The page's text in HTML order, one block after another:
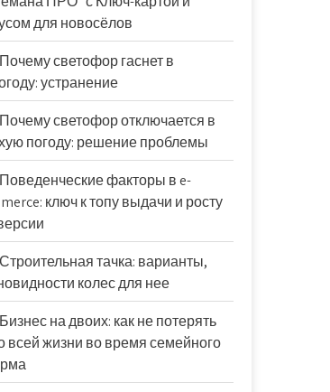
для новосёлов
Почему светофор гаснет в
устранение
Почему светофор отключается в
погоду: решение проблемы
Поведенческие факторы в e-
ключ к топу выдачи и росту
Строительная тачка: варианты,
колес для нее
Бизнес на двоих: как не потерять
всей жизни во время семейного